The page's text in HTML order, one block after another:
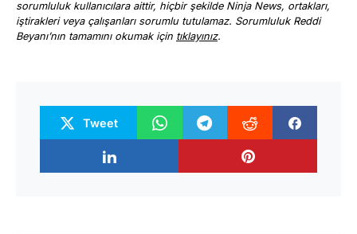
sorumluluk kullanıcılara aittir, hiçbir şekilde Ninja News, ortakları,
iştirakleri veya çalışanları sorumlu tutulamaz. Sorumluluk Reddi
Beyanı’nın tamamını okumak için tıklayınız.
Tweet